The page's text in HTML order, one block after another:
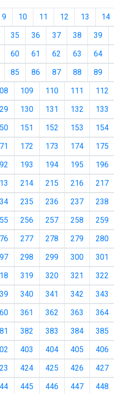
9 10 11 12 13 14
35 36 37 38 39
60 61 62 63 64
85 86 87 88 89
109 110 111 112
130 131 132 133
151 152 153 154
172 173 174 175
193 194 195 196
214 215 216 217
235 236 237 238
256 257 258 259
277 278 279 280
298 299 300 301
319 320 321 322
340 341 342 343
361 362 363 364
382 383 384 385
403 404 405 406
424 425 426 427
445 446 447 448